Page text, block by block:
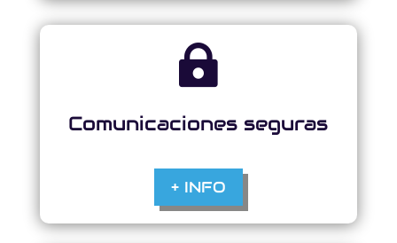

Comunicaciones seguras
+ INFO